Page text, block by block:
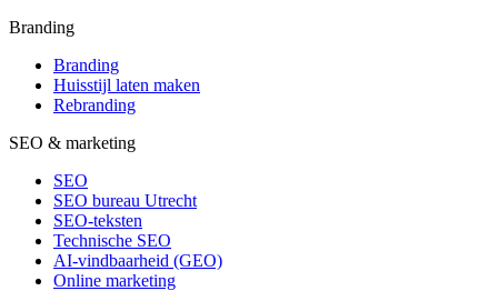
Branding
Branding
Huisstijl laten maken
Rebranding
SEO & marketing
SEO
SEO bureau Utrecht
SEO-teksten
Technische SEO
AI-vindbaarheid (GEO)
Online marketing